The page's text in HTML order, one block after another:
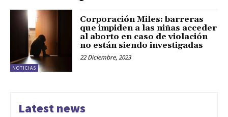
NOTICIAS
Corporación Miles: barreras
que impiden a las niñas acceder
al aborto en caso de violación
no están siendo investigadas
22 Diciembre, 2023
Latest news